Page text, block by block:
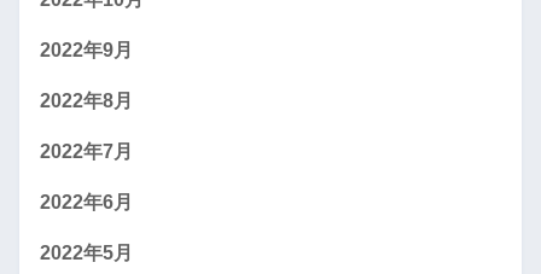
2022年9月
2022年8月
2022年7月
2022年6月
2022年5月